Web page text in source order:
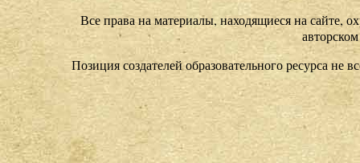
Все права на материалы, находящиеся на сайте,
Позиция создателей образовательного ресурса не